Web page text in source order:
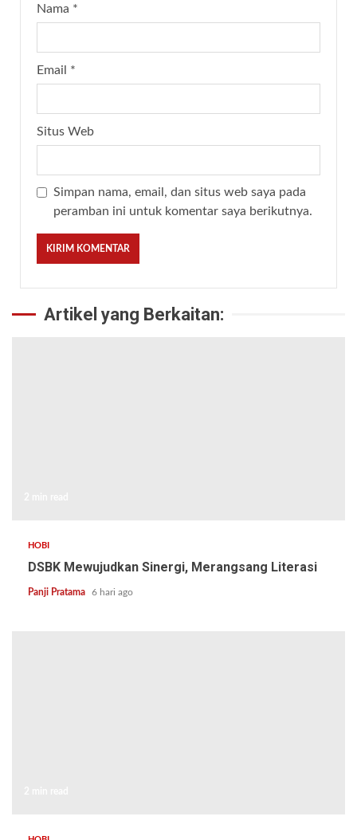
Nama *
Email *
Situs Web
Simpan nama, email, dan situs web saya pada
peramban ini untuk komentar saya berikutnya.
Artikel yang Berkaitan:
HOBI
DSBK Mewujudkan Sinergi, Merangsang Literasi
Panji Pratama 6 hari ago